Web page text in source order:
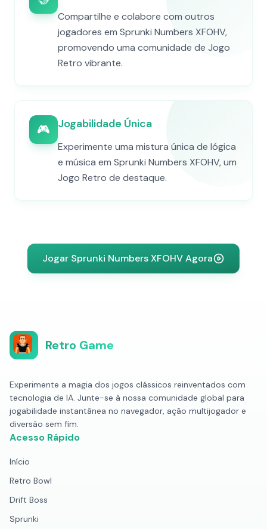
Compartilhe e colabore com outros
jogadores em Sprunki Numbers XFOHV,
promovendo uma comunidade de Jogo
Retro vibrante.
🎮 Jogabilidade Única
Experimente uma mistura única de lógica
e música em Sprunki Numbers XFOHV, um
Jogo Retro de destaque.
Jogar Sprunki Numbers XFOHV Agora
Retro Game
Experimente a magia dos jogos clássicos reinventados com
tecnologia de IA. Junte-se à nossa comunidade global para
jogabilidade instantânea no navegador, ação multijogador e
diversão sem fim.
Acesso Rápido
Início
Retro Bowl
Drift Boss
Sprunki